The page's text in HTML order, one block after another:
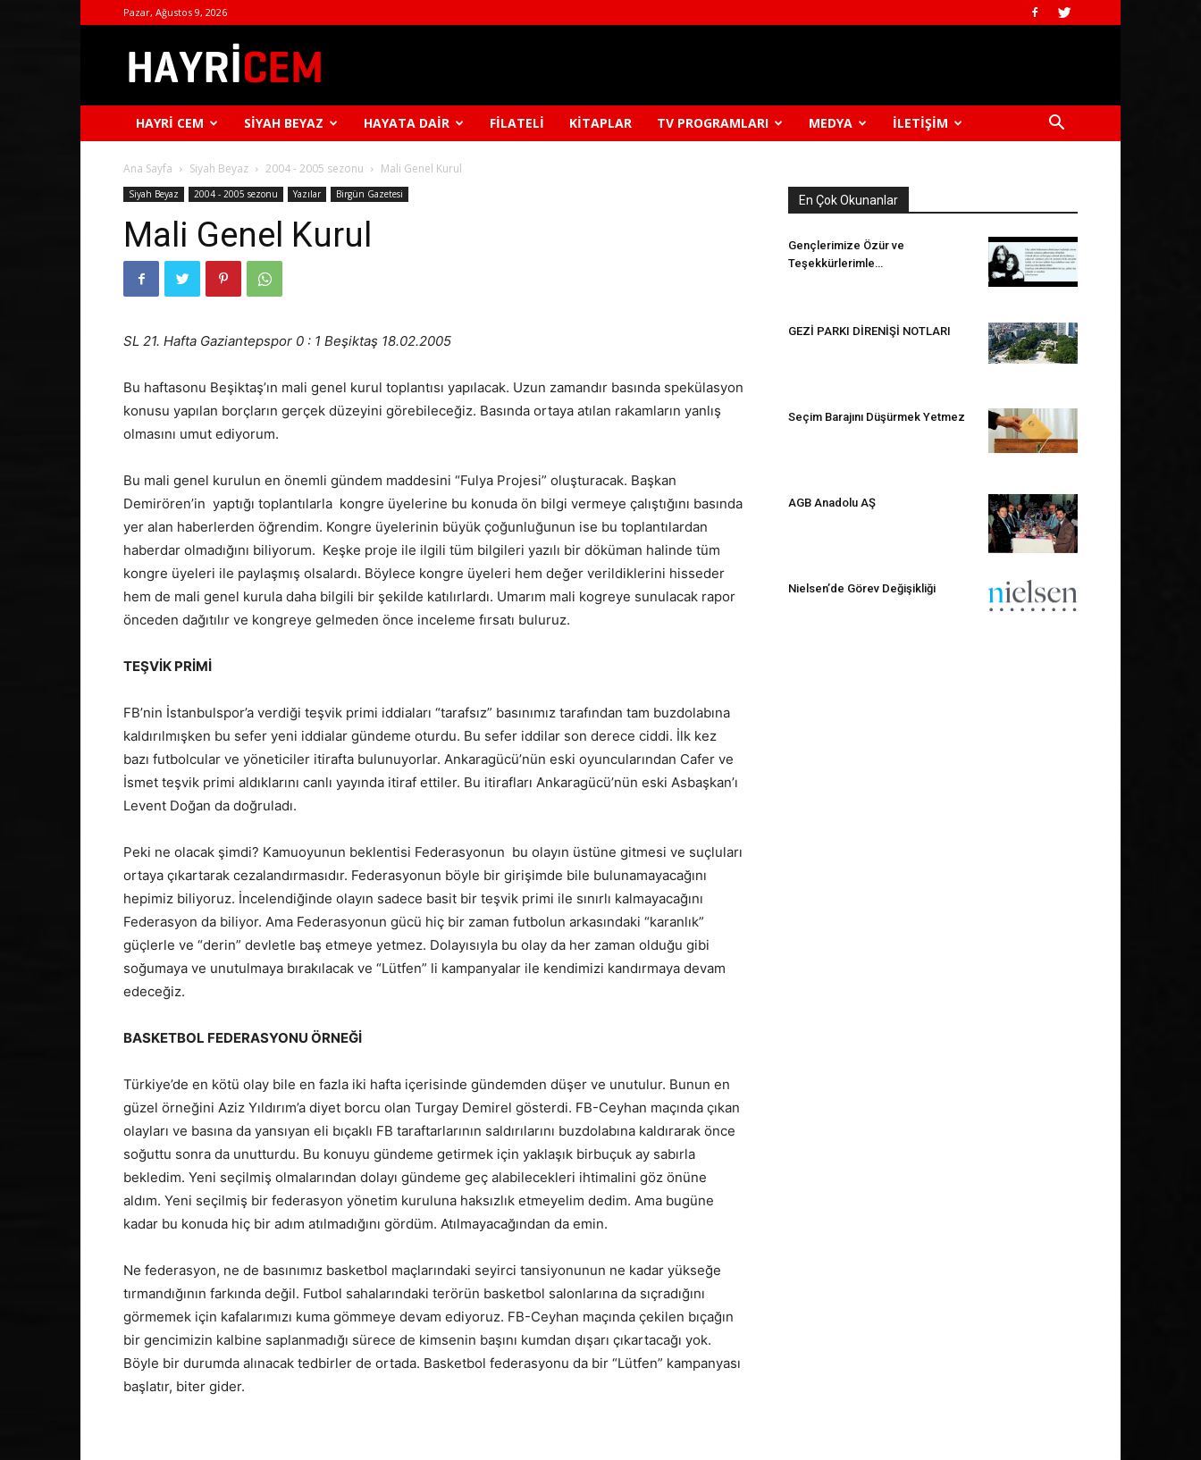
Pazar, Ağustos 9, 2026
Cem
HAYRI CEM SIYAH BEYAZ HAYATA DAIR FILATELI KITAPLAR TV PROGRAMLARI MEDYA İLETIŞIM
Ana Sayfa Siyah Beyaz 2004 - 2005 sezonu Mali Genel Kurul
Siyah Beyaz 2004 - 2005 sezonu Yazılar Birgün Gazetesi
Mali Genel Kurul
SL 21. Hafta Gaziantepspor 0 : 1 Beşiktaş 18.02.2005
Bu haftasonu Beşiktaş’ın mali genel kurul toplantısı yapılacak. Uzun zamandır basında spekülasyon
konusu yapılan borçların gerçek düzeyini görebileceğiz. Basında ortaya atılan rakamların yanlış
olmasını umut ediyorum.
Bu mali genel kurulun en önemli gündem maddesini “Fulya Projesi” oluşturacak. Başkan
Demirören’in yaptığı toplantılarla kongre üyelerine bu konuda ön bilgi vermeye çalıştığını basında
yer alan haberlerden öğrendim. Kongre üyelerinin büyük çoğunluğunun ise bu toplantılardan
haberdar olmadığını biliyorum. Keşke proje ile ilgili tüm bilgileri yazılı bir döküman halinde tüm
kongre üyeleri ile paylaşmış olsalardı. Böylece kongre üyeleri hem değer verildiklerini hisseder
hem de mali genel kurula daha bilgili bir şekilde katılırlardı. Umarım mali kogreye sunulacak rapor
önceden dağıtılır ve kongreye gelmeden önce inceleme fırsatı buluruz.
TEŞVİK PRİMİ
FB’nin İstanbulspor’a verdiği teşvik primi iddiaları “tarafsız” basınımız tarafından tam buzdolabına
kaldırılmışken bu sefer yeni iddialar gündeme oturdu. Bu sefer iddilar son derece ciddi. İlk kez
bazı futbolcular ve yöneticiler itirafta bulunuyorlar. Ankaragücü’nün eski oyuncularından Cafer ve
İsmet teşvik primi aldıklarını canlı yayında itiraf ettiler. Bu itirafları Ankaragücü’nün eski Asbaşkan’ı
Levent Doğan da doğruladı.
Peki ne olacak şimdi? Kamuoyunun beklentisi Federasyonun bu olayın üstüne gitmesi ve suçluları
ortaya çıkartarak cezalandırmasıdır. Federasyonun böyle bir girişimde bile bulunamayacağını
hepimiz biliyoruz. İncelendiğinde olayın sadece basit bir teşvik primi ile sınırlı kalmayacağını
Federasyon da biliyor. Ama Federasyonun gücü hiç bir zaman futbolun arkasındaki “karanlık”
güçlerle ve “derin” devletle baş etmeye yetmez. Dolayısıyla bu olay da her zaman olduğu gibi
soğumaya ve unutulmaya bırakılacak ve “Lütfen” li kampanyalar ile kendimizi kandırmaya devam
edeceğiz.
BASKETBOL FEDERASYONU ÖRNEĞİ
Türkiye’de en kötü olay bile en fazla iki hafta içerisinde gündemden düşer ve unutulur. Bunun en
güzel örneğini Aziz Yıldırım’a diyet borcu olan Turgay Demirel gösterdi. FB-Ceyhan maçında çıkan
olayları ve basına da yansıyan eli bıçaklı FB taraftarlarının saldırılarını buzdolabına kaldırarak önce
soğuttu sonra da unutturdu. Bu konuyu gündeme getirmek için yaklaşık birbuçuk ay sabırla
bekledim. Yeni seçilmiş olmalarından dolayı gündeme geç alabilecekleri ihtimalini göz önüne
aldım. Yeni seçilmiş bir federasyon yönetim kuruluna haksızlık etmeyelim dedim. Ama bugüne
kadar bu konuda hiç bir adım atılmadığını gördüm. Atılmayacağından da emin.
Ne federasyon, ne de basınımız basketbol maçlarındaki seyirci tansiyonunun ne kadar yükseğe
tırmandığının farkında değil. Futbol sahalarındaki terörün basketbol salonlarına da sıçradığını
görmemek için kafalarımızı kuma gömmeye devam ediyoruz. FB-Ceyhan maçında çekilen bıçağın
bir gencimizin kalbine saplanmadığı sürece de kimsenin başını kumdan dışarı çıkartacağı yok.
Böyle bir durumda alınacak tedbirler de ortada. Basketbol federasyonu da bir “Lütfen” kampanyası
başlatır, biter gider.
En Çok Okunanlar
Gençlerimize Özür ve
Teşekkürlerimle…
GEZİ PARKI DİRENİŞİ NOTLARI
Seçim Barajını Düşürmek Yetmez
AGB Anadolu AŞ
Nielsen’de Görev Değişikliği